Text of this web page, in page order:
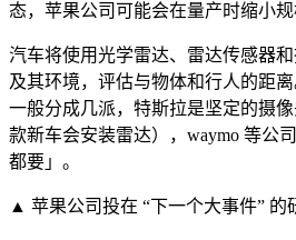
态，苹果公司可能会在量产时缩小规
汽车将使用光学雷达、雷达传感器
及其环境，评估与物体和行人的距
一般分成几派，特斯拉是坚定的摄
款新车会安装雷达），waymo 等
都要」。
▲ 苹果公司投在 “下一个大事件” 的